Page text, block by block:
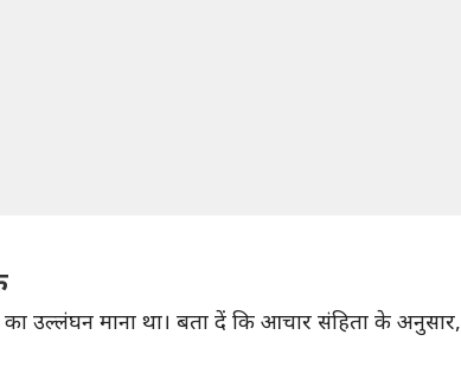
उल्लंघन माना था। बता दें कि आचार संहिता के